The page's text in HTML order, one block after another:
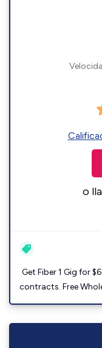
o
Get Fiber 1 Gig for
contracts. Free